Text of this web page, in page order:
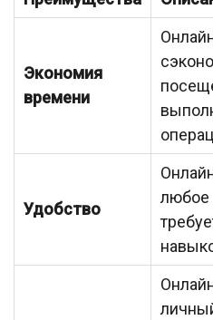
Экономия
времени
Удобство
любое